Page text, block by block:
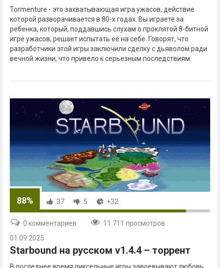
Tormenture - это захватывающая игра ужасов, действие
которой разворачивается в 80-х годах. Вы играете за
ребенка, который, поддавшись слухам о проклятой 8-битной
игре ужасов, решает испытать её на себе. Говорят, что
разработчики этой игры заключили сделку с дьяволом ради
вечной жизни, что привело к серьезным последствиям.
88% 37 5 +32
0 комментариев
11 711 просмотров
01.09.2025
Starbound на русском v1.4.4 – торрент